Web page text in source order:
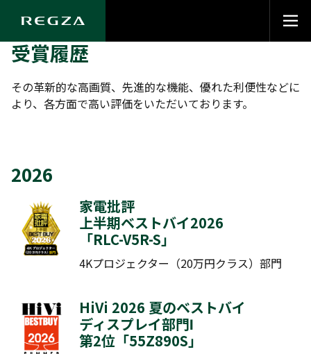
受賞履歴
その革新的な高画質、先進的な機能、優れた利便性などに
より、各方面で高い評価をいただいております。
2026
家電批評
上半期ベストバイ2026
「RLC-V5R-S」
4Kプロジェクター（20万円クラス）部門
HiVi 2026 夏のベストバイ
ディスプレイ部門Ⅰ
第2位「55Z890S」